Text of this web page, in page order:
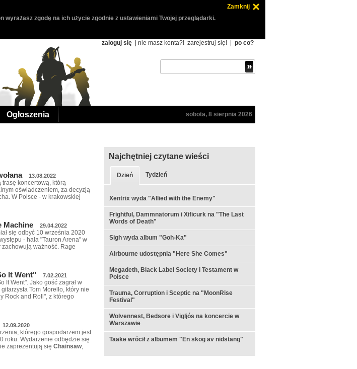
Zamknij
zgodę na ich użycie zgodnie z ustawieniami Twojej przeglądarki.
zaloguj się | nie masz konta?! zarejestruj się! po co?
Ogłoszenia sobota, 8 sierpnia 2026
13.08.2022
trasę koncertową, którą
oświadczeniem, za decyzją
W Polsce - w krakowskiej
Machine 29.04.2022
się odbyć 10 września 2020
- hala "Tauron Arena" w
ważność. Rage
It Went" 7.02.2021
It Went". Jako gość zagrał w
Tom Morello, który nie
Rock and Roll", z którego
12.09.2020
którego gospodarzem jest
roku. Wydarzenie odbędzie się
zaprezentują się Chainsaw,
Najchętniej czytane wieści
Dzień Tydzień
Xentrix wyda "Allied with the Enemy"
Frightful, Dammnatorum i Xificurk na "The Last
Words of Death"
Sigh wyda album "Goh-Ka"
Airbourne udostępnia "Here She Comes"
Megadeth, Black Label Society i Testament w
Polsce
Trauma, Corruption i Sceptic na "MoonRise
Festival"
Wolvennest, Bedsore i Vigljós na koncercie w
Warszawie
Taake wrócił z albumem "En skog av nidstang"